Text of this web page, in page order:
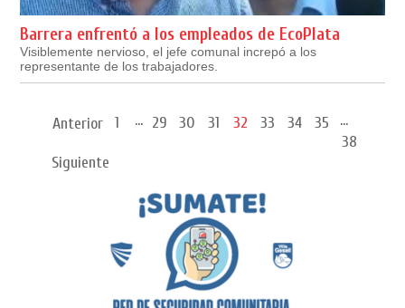
Barrera enfrentó a los empleados de EcoPlata
Visiblemente nervioso, el jefe comunal increpó a los
representante de los trabajadores.
Anterior 1 ... 29 30 31 32 33 34 35
...
38
Siguiente